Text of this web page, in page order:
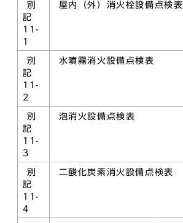
別
記
11-
1
屋内（外）消火栓設備点検表
別
記
11-
2
水噴霧消火設備点検表
別
記
11-
3
泡消火設備点検表
別
記
11-
4
二酸化炭素消火設備点検表